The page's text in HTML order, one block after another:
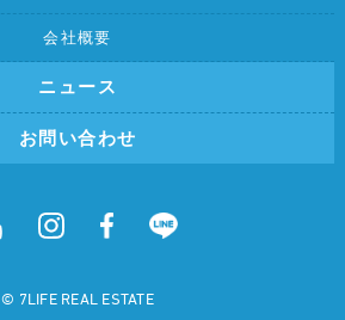
会社概要
ニュース
お問い合わせ
©︎ 7LIFE REAL ESTATE